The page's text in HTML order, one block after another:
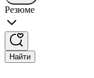
Резюме
Найти